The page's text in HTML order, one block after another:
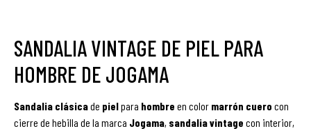
SANDALIA VINTAGE DE PIEL PARA
HOMBRE DE JOGAMA
Sandalia clásicade pielpara hombre en color marrón cuero con
cierre de hebilla de la marca Jogama, sandaliavintage con interior,